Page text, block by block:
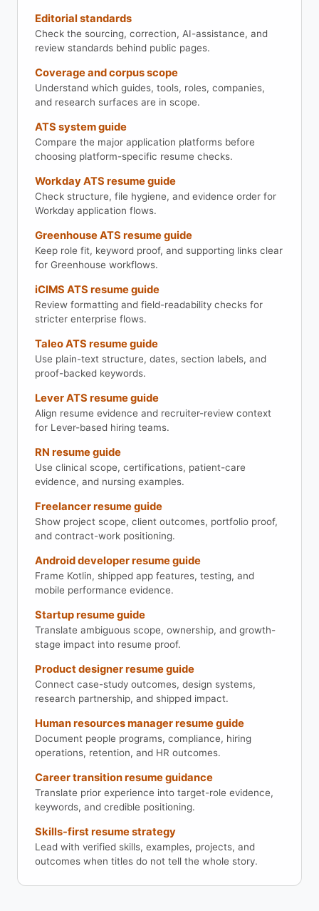
Editorial standards
Check the sourcing, correction, AI-assistance, and
review standards behind public pages.
Coverage and corpus scope
Understand which guides, tools, roles, companies,
and research surfaces are in scope.
ATS system guide
Compare the major application platforms before
choosing platform-specific resume checks.
Workday ATS resume guide
Check structure, file hygiene, and evidence order for
Workday application flows.
Greenhouse ATS resume guide
Keep role fit, keyword proof, and supporting links clear
for Greenhouse workflows.
iCIMS ATS resume guide
Review formatting and field-readability checks for
stricter enterprise flows.
Taleo ATS resume guide
Use plain-text structure, dates, section labels, and
proof-backed keywords.
Lever ATS resume guide
Align resume evidence and recruiter-review context
for Lever-based hiring teams.
RN resume guide
Use clinical scope, certifications, patient-care
evidence, and nursing examples.
Freelancer resume guide
Show project scope, client outcomes, portfolio proof,
and contract-work positioning.
Android developer resume guide
Frame Kotlin, shipped app features, testing, and
mobile performance evidence.
Startup resume guide
Translate ambiguous scope, ownership, and growth-
stage impact into resume proof.
Product designer resume guide
Connect case-study outcomes, design systems,
research partnership, and shipped impact.
Human resources manager resume guide
Document people programs, compliance, hiring
operations, retention, and HR outcomes.
Career transition resume guidance
Translate prior experience into target-role evidence,
keywords, and credible positioning.
Skills-first resume strategy
Lead with verified skills, examples, projects, and
outcomes when titles do not tell the whole story.